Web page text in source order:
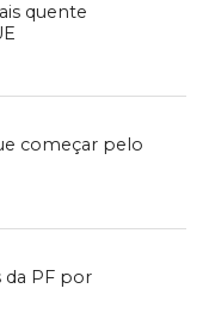
quente
começar pelo
da PF por